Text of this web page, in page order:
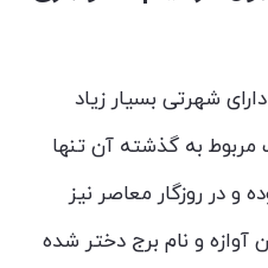
شهرتی بسیار زیاد
به گذشته آن تنها
در روزگار معاصر نیز
و نام برج دختر شده